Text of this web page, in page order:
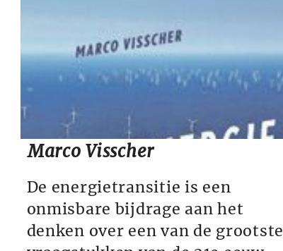
Marco Visscher
De energietransitie is een
onmisbare bijdrage aan het
denken over een van de grootste